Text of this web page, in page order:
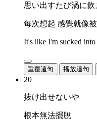
思い出すたび渦に
每次想起 感覺就像
It's like I'm sucked
重覆這句 播放這句
20
抜け出せないや
根本無法擺脫